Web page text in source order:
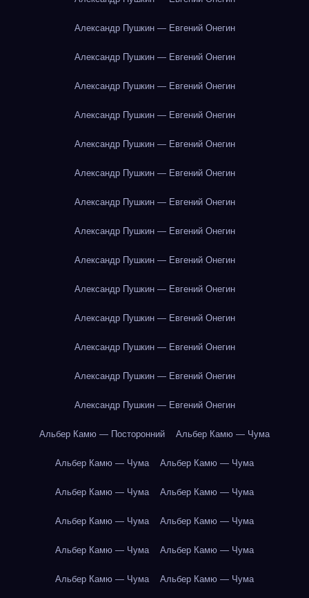
Александр Пушкин — Евгений Онегин
Александр Пушкин — Евгений Онегин
Александр Пушкин — Евгений Онегин
Александр Пушкин — Евгений Онегин
Александр Пушкин — Евгений Онегин
Александр Пушкин — Евгений Онегин
Александр Пушкин — Евгений Онегин
Александр Пушкин — Евгений Онегин
Александр Пушкин — Евгений Онегин
Александр Пушкин — Евгений Онегин
Александр Пушкин — Евгений Онегин
Александр Пушкин — Евгений Онегин
Александр Пушкин — Евгений Онегин
Александр Пушкин — Евгений Онегин
Альбер Камю — Посторонний Альбер Камю — Чума
Альбер Камю — Чума Альбер Камю — Чума
Альбер Камю — Чума Альбер Камю — Чума
Альбер Камю — Чума Альбер Камю — Чума
Альбер Камю — Чума Альбер Камю — Чума
Альбер Камю — Чума Альбер Камю — Чума